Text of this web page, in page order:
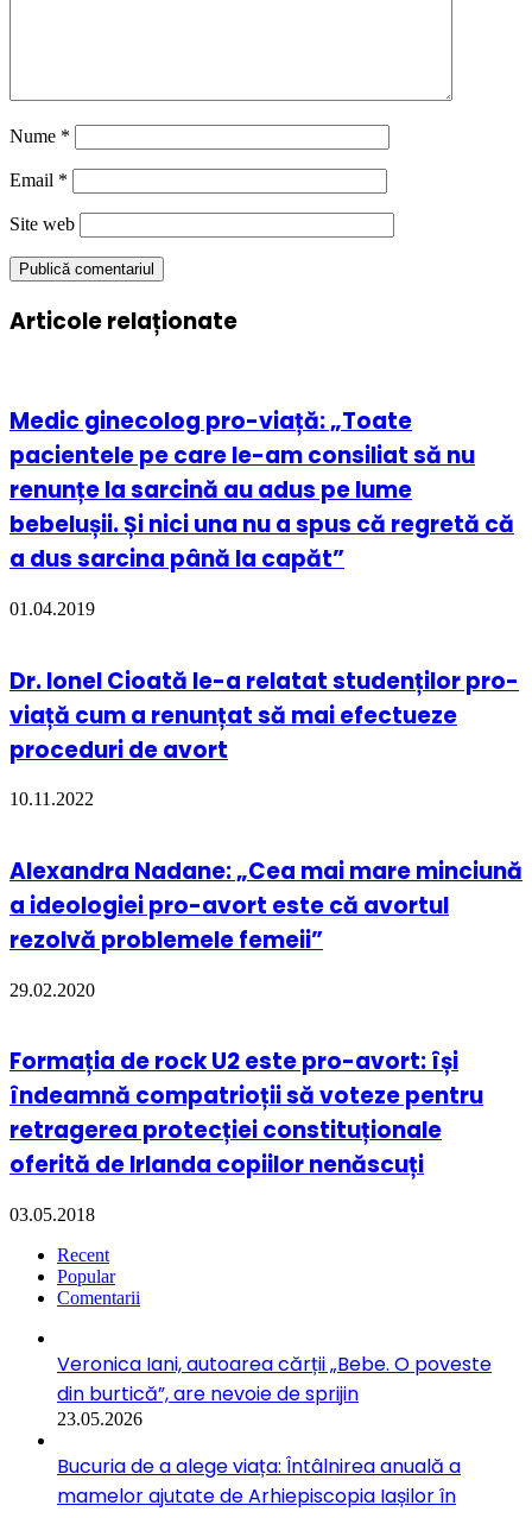
Nume *
Email *
Site web
Articole relaționate
Medic ginecolog pro-viață: „Toate
pacientele pe care le-am consiliat să nu
renunțe la sarcină au adus pe lume
bebelușii. Și nici una nu a spus că regretă că
a dus sarcina până la capăt”
01.04.2019
Dr. Ionel Cioată le-a relatat studenților pro-
viață cum a renunțat să mai efectueze
proceduri de avort
10.11.2022
Alexandra Nadane: „Cea mai mare minciună
a ideologiei pro-avort este că avortul
rezolvă problemele femeii”
29.02.2020
Formația de rock U2 este pro-avort: își
îndeamnă compatrioții să voteze pentru
retragerea protecției constituționale
oferită de Irlanda copiilor nenăscuți
03.05.2018
Recent
Popular
Comentarii
Veronica Iani, autoarea cărții „Bebe. O poveste
din burtică”, are nevoie de sprijin
23.05.2026
Bucuria de a alege viața: Întâlnirea anuală a
mamelor ajutate de Arhiepiscopia Iașilor în